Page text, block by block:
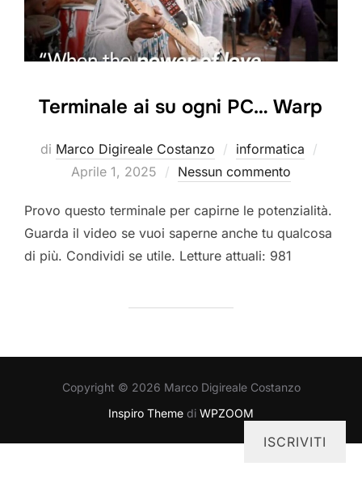
Terminale ai su ogni PC… Warp
di Marco Digireale Costanzo informatica
Aprile 1, 2025 Nessun commento
Provo questo terminale per capirne le potenzialità.
Guarda il video se vuoi saperne anche tu qualcosa
di più. Condividi se utile. Letture attuali: 981
Copyright © 2026 Marco Digireale Costanzo
Inspiro Theme di WPZOOM
ISCRIVITI